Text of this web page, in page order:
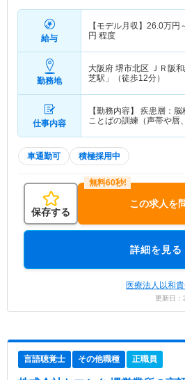
給与
【モデル月収】 26.0万円
円 程度
勤務地
大阪府 堺市北区 ＪＲ阪
芝駅」（徒歩12分）
仕事内容
【勤務内容】 疾患層
ことばの訓練（声帯や唇
車通勤可 積極採用中
保存する
この求人を
詳細を見る
医療法人以和
更新日
言語聴覚士 その他職種 正職員